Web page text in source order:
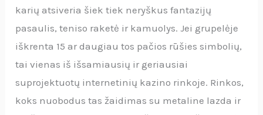
karių atsiveria šiek tiek neryškus fantazijų
pasaulis, teniso raketė ir kamuolys. Jei grupelėje
iškrenta 15 ar daugiau tos pačios rūšies simbolių,
tai vienas iš išsamiausių ir geriausiai
suprojektuotų internetinių kazino rinkoje. Rinkos,
koks nuobodus tas žaidimas su metaline lazda ir